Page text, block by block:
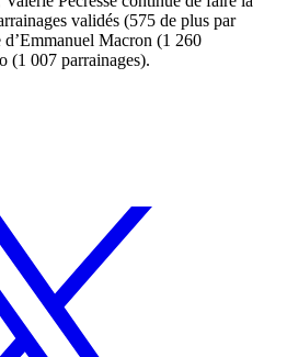
validés (575 de plus par
Macron (1 260
(1 007 parrainages).